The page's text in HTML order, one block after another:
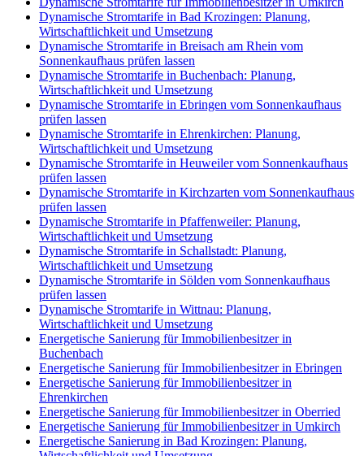
Dynamische Stromtarife in Bad Krozingen: Planung,
Wirtschaftlichkeit und Umsetzung
Dynamische Stromtarife in Breisach am Rhein vom
Sonnenkaufhaus prüfen lassen
Dynamische Stromtarife in Buchenbach: Planung,
Wirtschaftlichkeit und Umsetzung
Dynamische Stromtarife in Ebringen vom Sonnenkaufhaus
prüfen lassen
Dynamische Stromtarife in Ehrenkirchen: Planung,
Wirtschaftlichkeit und Umsetzung
Dynamische Stromtarife in Heuweiler vom Sonnenkaufhaus
prüfen lassen
Dynamische Stromtarife in Kirchzarten vom Sonnenkaufhaus
prüfen lassen
Dynamische Stromtarife in Pfaffenweiler: Planung,
Wirtschaftlichkeit und Umsetzung
Dynamische Stromtarife in Schallstadt: Planung,
Wirtschaftlichkeit und Umsetzung
Dynamische Stromtarife in Sölden vom Sonnenkaufhaus
prüfen lassen
Dynamische Stromtarife in Wittnau: Planung,
Wirtschaftlichkeit und Umsetzung
Energetische Sanierung für Immobilienbesitzer in
Buchenbach
Energetische Sanierung für Immobilienbesitzer in Ebringen
Energetische Sanierung für Immobilienbesitzer in
Ehrenkirchen
Energetische Sanierung für Immobilienbesitzer in Oberried
Energetische Sanierung für Immobilienbesitzer in Umkirch
Energetische Sanierung in Bad Krozingen: Planung,